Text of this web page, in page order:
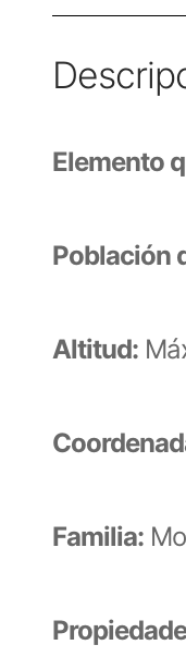
Elemento
Población
Altitud:
Familia: